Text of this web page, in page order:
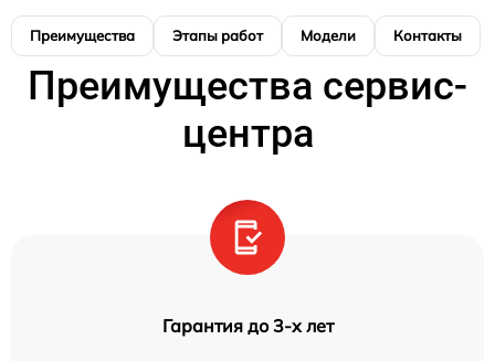
Преимущества Этапы работ Модели Контакты
Преимущества сервис-
центра
Гарантия до 3-х лет